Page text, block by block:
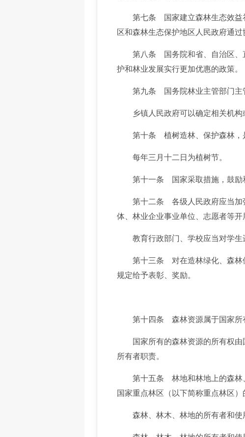
第七条 国家建立森林生态效益补
区和森林生态保护地区人民政府通过
第八条 国务院和省、自治区、直
护和林业发展实行更加优惠的政策。
第九条 国务院林业主管部门主管
乡镇人民政府可以确定相关机构
第十条 植树造林、保护森林，是
每年三月十二日为植树节。
第十一条 国家采取措施，鼓励和
第十二条 各级人民政府应当加强
体、林业企业事业单位、志愿者等开
教育行政部门、学校应当对学生
第十三条 对在造林绿化、森林保
规定给予表彰、奖励。
第十四条 森林资源属于国家所有
国家所有的森林资源的所有权由
所有者职责。
第十五条 林地和林地上的森林、
国家重点林区（以下简称重点林区
森林、林木、林地的所有者和使